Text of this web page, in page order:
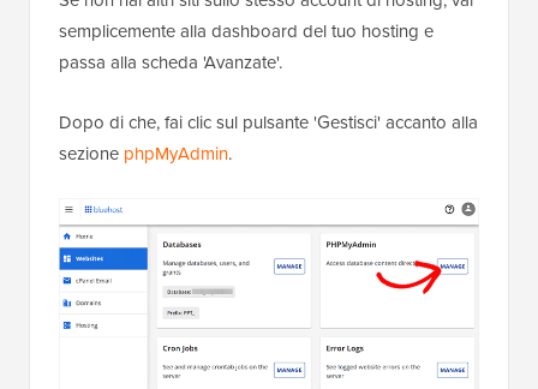
semplicemente alla dashboard del tuo hosting e
passa alla scheda 'Avanzate'.
Dopo di che, fai clic sul pulsante 'Gestisci' accanto alla
sezione phpMyAdmin.